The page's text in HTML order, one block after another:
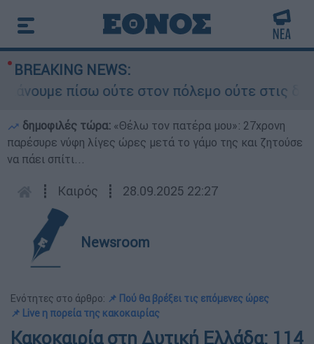
BREAKING NEWS:
πίσω ούτε στον πόλεμο ούτε στις
δημοφιλές τώρα: «Θέλω τον πατέρα μου»: 27χρονη
παρέσυρε νύφη λίγες ώρες μετά το γάμο της και ζητούσε
να πάει σπίτι...
┋ Καιρός ┋ 28.09.2025 22:27
Newsroom
Ενότητες στο άρθρο: 📌 Πού θα βρέξει τις επόμενες ώρες
📌 Live η πορεία της κακοκαιρίας
Κακοκαιρία στη Δυτική Ελλάδα: 114